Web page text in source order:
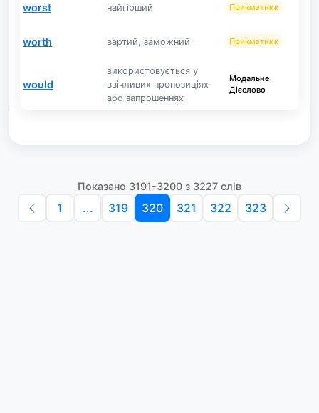
worst найгірший Прикметник
worth вартий, заможний Прикметник
would
використовується у
ввічливих пропозиціях
або запрошеннях
Модальне
Дієслово
Показано 3191-3200 з 3227 слів
1 ... 319 320 321 322 323